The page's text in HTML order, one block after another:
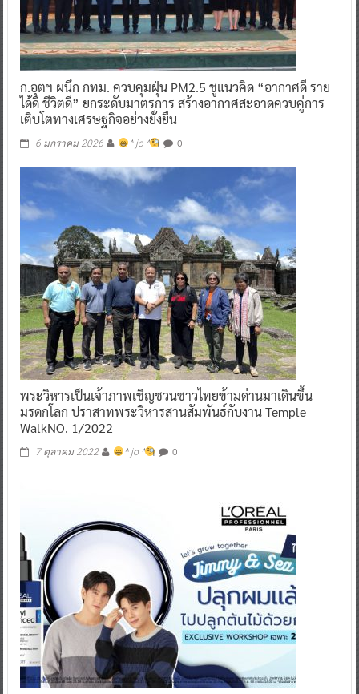
ก.อุตฯ ผนึก กทม. ควบคุมฝุ่น PM2.5 ชูแนวคิด “อากาศดี ราย
ได้ดี ชีวิตดี” ยกระดับมาตรการ สร้างอากาศสะอาดควบคู่การ
เติบโตทางเศรษฐกิจอย่างยั่งยืน
6 มกราคม 2026 ^ jo ^ 0
พระวิหารเป็นเจ้าภาพเชิญชวนชาวไทยข้ามด่านมาเดินขึ้น
มรดกโลก ปราสาทพระวิหารสานสัมพันธ์กับงาน Temple
WalkNO. 1/2022
7 ตุลาคม 2022 ^ jo ^ 0